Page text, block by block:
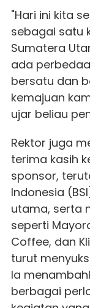
"Hari ini kita
sebagai satu
Sumatera
ada
bersatu dan
kemajuan
ujar beliau
Rektor juga
terima kasih
sponsor,
Indonesia
utama, serta
seperti
Coffee, dan
turut
Ia
berbagai